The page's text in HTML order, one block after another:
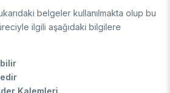
belgeler kullanılmakta olup bu
ilgili aşağıdaki bilgilere
Kalemleri